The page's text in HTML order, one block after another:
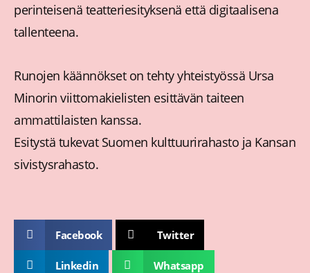
perinteisenä teatteriesityksenä että digitaalisena
tallenteena.
Runojen käännökset on tehty yhteistyössä Ursa
Minorin viittomakielisten esittävän taiteen
ammattilaisten kanssa.
Esitystä tukevat Suomen kulttuurirahasto ja Kansan
sivistysrahasto.
Facebook Twitter
Linkedin Whatsapp